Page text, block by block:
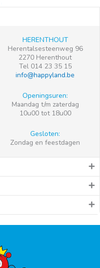
HERENTHOUT
Herentalsesteenweg 96
2270 Herenthout
Tel 014 23 35 15
info@happyland.be
Openingsuren:
Maandag t/m zaterdag
10u00 tot 18u00
Gesloten:
Zondag en feestdagen